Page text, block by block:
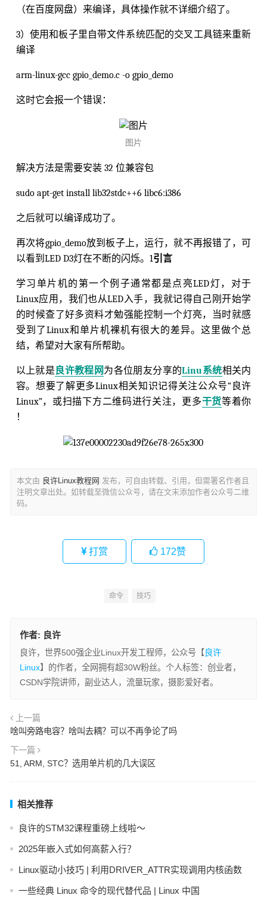
（在百度网盘）来编译，具体操作就不详细介绍了。
3）使用和板子里自带文件系统匹配的交叉工具链来重新
编译
arm-linux-gcc gpio_demo.c -o gpio_demo
这时它会报一个错误：
图片
解决方法是需要安装 32 位兼容包
sudo apt-get install lib32stdc++6 libc6:i386
之后就可以编译成功了。
再次将gpio_demo放到板子上，运行，就不再报错了，可
以看到LED D3灯在不断的闪烁。1引言
学习单片机的第一个例子通常都是点亮LED灯，对于
Linux应用，我们也从LED入手，我就记得自己刚开始学
的时候查了好多资料才勉强能控制一个灯亮，当时就感
受到了Linux和单片机裸机有很大的差异。这里做个总
结，希望对大家有所帮助。
以上就是良许教程网为各位朋友分享的Linu系统相关内
容。想要了解更多Linux相关知识记得关注公众号“良许
Linux”，或扫描下方二维码进行关注，更多干货等着你
！
本文由 良许Linux教程网 发布，可自由转载、引用，但需署名作者且
注明文章出处。如转载至微信公众号，请在文末添加作者公众号二维
码。
打赏 172赞
命令 技巧
作者: 良许
良许，世界500强企业Linux开发工程师，公众号【 良许
Linux】的作者，全网拥有超30W粉丝。个人标签：创业者，
CSDN学院讲师，副业达人，流量玩家，摄影爱好者。
上一篇
啥叫旁路电容？啥叫去耦？可以不再争论了吗
下一篇
51, ARM, STC？选用单片机的几大误区
相关推荐
良许的STM32课程重磅上线啦～
2025年嵌入式如何高薪入行？
Linux驱动小技巧 | 利用DRIVER_ATTR实现调用内核函数
一些经典 Linux 命令的现代替代品 | Linux 中国